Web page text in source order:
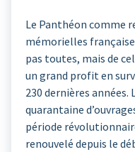
Le Panthéon comme
mémorielles
pas toutes, mais de
un grand profit en
230 dernières années.
quarantaine
période
renouvelé depuis le